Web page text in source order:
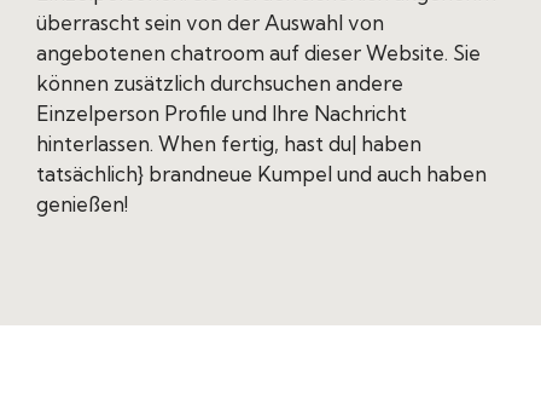
überrascht sein von der Auswahl von
angebotenen chatroom auf dieser Website. Sie
können zusätzlich durchsuchen andere
Einzelperson Profile und Ihre Nachricht
hinterlassen. When fertig, hast du| haben
tatsächlich} brandneue Kumpel und auch haben
genießen!